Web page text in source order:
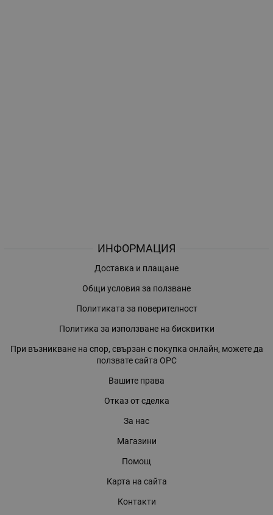
ИНФОРМАЦИЯ
Доставка и плащане
Общи условия за ползване
Политиката за поверителност
Политика за използване на бисквитки
При възникване на спор, свързан с покупка онлайн, можете да
ползвате сайта ОРС
Вашите права
Отказ от сделка
За нас
Магазини
Помощ
Карта на сайта
Контакти